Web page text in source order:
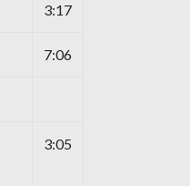
3:17
7:06
3:05